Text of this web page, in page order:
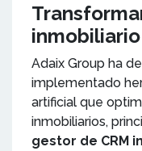
inmobiliario
Adaix Group ha
implementado
artificial que
inmobiliarios,
gestor de CRM